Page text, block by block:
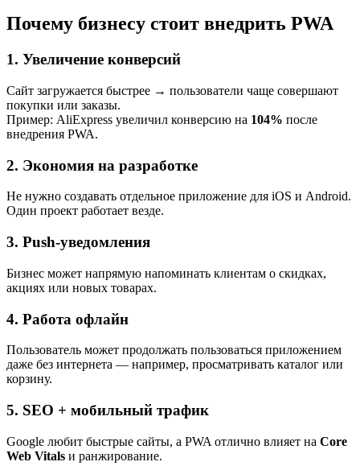
Почему бизнесу стоит внедрить PWA
1. Увеличение конверсий
Сайт загружается быстрее → пользователи чаще совершают
покупки или заказы.
Пример: AliExpress увеличил конверсию на 104% после
внедрения PWA.
2. Экономия на разработке
Не нужно создавать отдельное приложение для iOS и Android.
Один проект работает везде.
3. Push-уведомления
Бизнес может напрямую напоминать клиентам о скидках,
акциях или новых товарах.
4. Работа офлайн
Пользователь может продолжать пользоваться приложением
даже без интернета — например, просматривать каталог или
корзину.
5. SEO + мобильный трафик
Google любит быстрые сайты, а PWA отлично влияет на Core
Web Vitals и ранжирование.